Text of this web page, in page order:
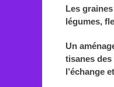
Les
légumes,
Un
tisanes
l’échange